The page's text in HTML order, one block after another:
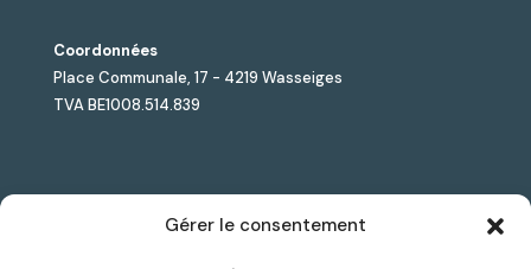
Gérer le consentement
Coordonnées
Place Communale, 17 - 4219 Wasseiges
TVA BE1008.514.839
Jules Lesmart est le premier accélérateur de solutions